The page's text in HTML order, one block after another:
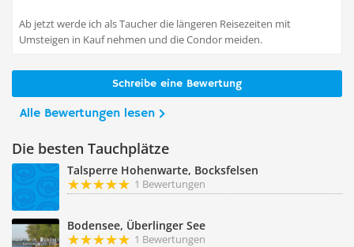
Ab jetzt werde ich als Taucher die längeren Reisezeiten mit
Umsteigen in Kauf nehmen und die Condor meiden.
Schreibe eine Bewertung
Alle Bewertungen lesen
Die besten Tauchplätze
Talsperre Hohenwarte, Bocksfelsen
1 Bewertungen
Bodensee, Überlinger See
1 Bewertungen